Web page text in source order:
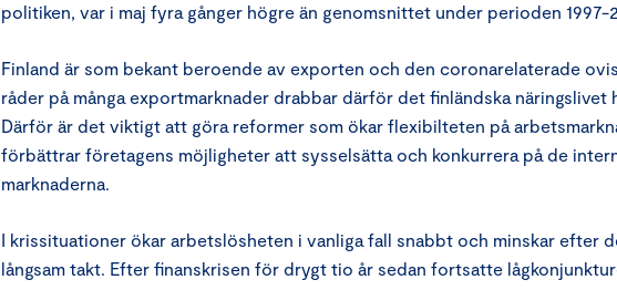
politiken, var i maj fyra gånger högre än genomsnittet under perioden 1997-
Finland är som bekant beroende av exporten och den coronarelaterade
råder på många exportmarknader drabbar därför det finländska näringslivet
Därför är det viktigt att göra reformer som ökar flexibilteten på
förbättrar företagens möjligheter att sysselsätta och konkurrera på de
marknaderna.
I krissituationer ökar arbetslösheten i vanliga fall snabbt och minskar efter
långsam takt. Efter finanskrisen för drygt tio år sedan fortsatte